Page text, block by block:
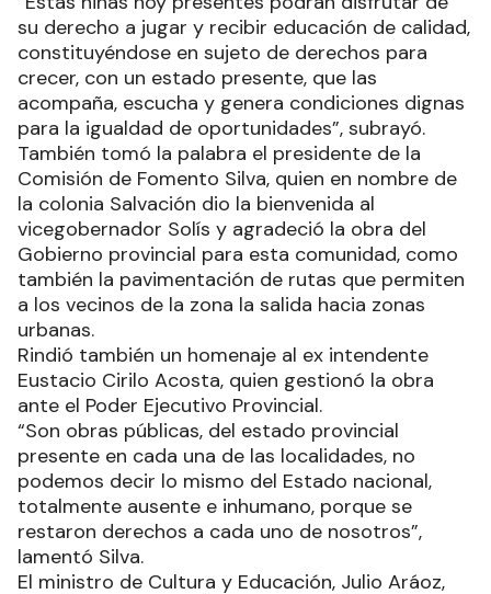
su derecho a jugar y recibir educación de calidad,
constituyéndose en sujeto de derechos para
crecer, con un estado presente, que las
acompaña, escucha y genera condiciones dignas
para la igualdad de oportunidades”, subrayó.
También tomó la palabra el presidente de la
Comisión de Fomento Silva, quien en nombre de
la colonia Salvación dio la bienvenida al
vicegobernador Solís y agradeció la obra del
Gobierno provincial para esta comunidad, como
también la pavimentación de rutas que permiten
a los vecinos de la zona la salida hacia zonas
urbanas.
Rindió también un homenaje al ex intendente
Eustacio Cirilo Acosta, quien gestionó la obra
ante el Poder Ejecutivo Provincial.
“Son obras públicas, del estado provincial
presente en cada una de las localidades, no
podemos decir lo mismo del Estado nacional,
totalmente ausente e inhumano, porque se
restaron derechos a cada uno de nosotros”,
lamentó Silva.
El ministro de Cultura y Educación, Julio Aráoz,